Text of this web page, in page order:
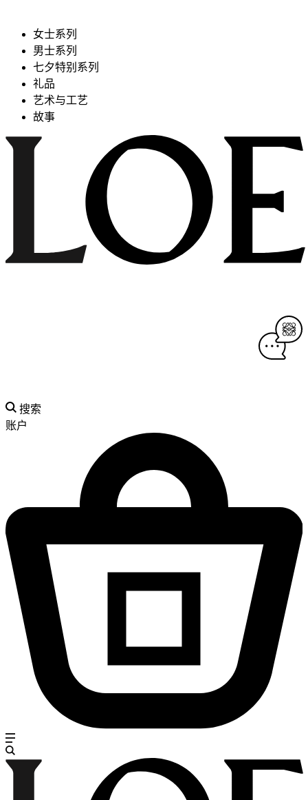
女士系列
男士系列
七夕特别系列
礼品
艺术与工艺
故事
搜索
账户